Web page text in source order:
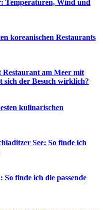
Temperaturen, Wind und
koreanischen Restaurants
Restaurant am Meer mit
sich der Besuch wirklich?
kulinarischen
See: So finde ich
finde ich die passende